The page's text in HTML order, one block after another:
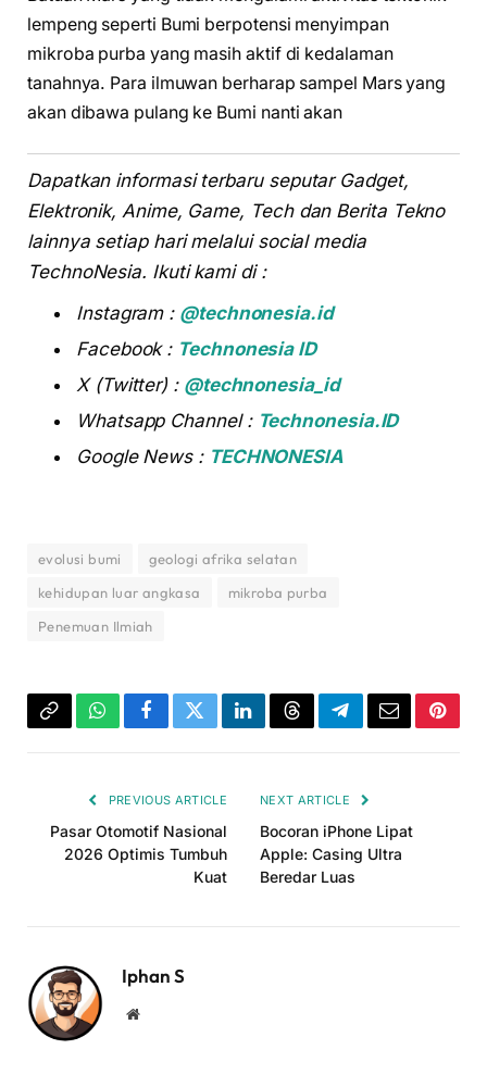
lempeng seperti Bumi berpotensi menyimpan
mikroba purba yang masih aktif di kedalaman
tanahnya. Para ilmuwan berharap sampel Mars yang
akan dibawa pulang ke Bumi nanti akan
Dapatkan informasi terbaru seputar Gadget,
Elektronik, Anime, Game, Tech dan Berita Tekno
lainnya setiap hari melalui social media
TechnoNesia. Ikuti kami di :
Instagram : @technonesia.id
Facebook : Technonesia ID
X (Twitter) : @technonesia_id
Whatsapp Channel : Technonesia.ID
Google News : TECHNONESIA
evolusi bumi
geologi afrika selatan
kehidupan luar angkasa
mikroba purba
Penemuan Ilmiah
Copy WhatsAppFacebookTwitterLinkedInThreadsTelegramEmail
PREVIOUS ARTICLE
Pasar Otomotif Nasional
2026 Optimis Tumbuh
Kuat
NEXT ARTICLE
Bocoran iPhone Lipat
Apple: Casing Ultra
Beredar Luas
Iphan S
Website